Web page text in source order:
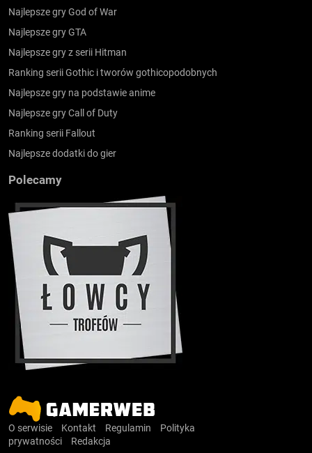
Najlepsze gry God of War
Najlepsze gry GTA
Najlepsze gry z serii Hitman
Ranking serii Gothic i tworów gothicopodobnych
Najlepsze gry na podstawie anime
Najlepsze gry Call of Duty
Ranking serii Fallout
Najlepsze dodatki do gier
Polecamy
O serwisie Kontakt Regulamin
Polityka
prywatności
Redakcja